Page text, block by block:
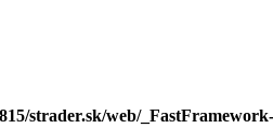
strader.sk/web/